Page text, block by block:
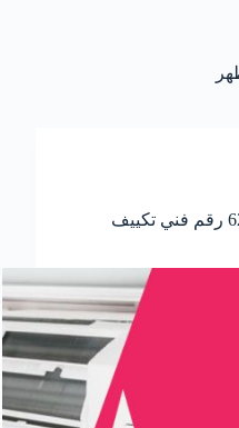
فني تكييف الظهر 62224041 رقم فني تكييف